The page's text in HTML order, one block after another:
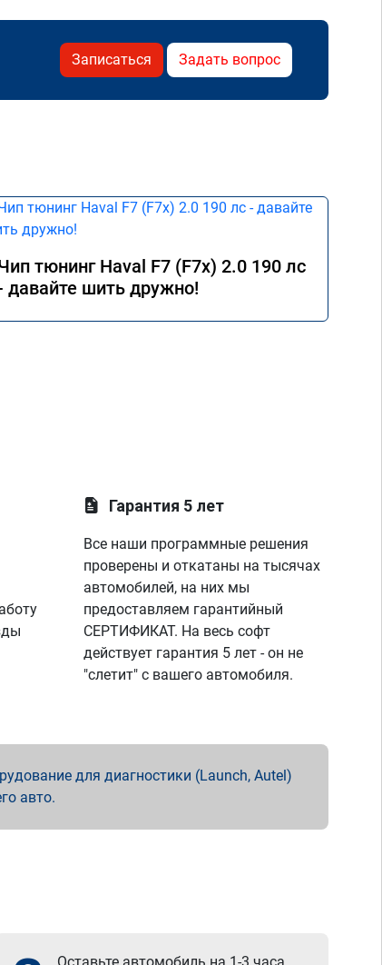
Записаться Задать вопрос
тюнинг Haval F7 (F7x) 2.0 190 лс
давайте шить дружно!
Гарантия 5 лет
Все наши программные решения
проверены и откатаны на тысячах
автомобилей, на них мы
предоставляем гарантийный
СЕРТИФИКАТ. На весь софт
действует гарантия 5 лет - он не
"слетит" с вашего автомобиля.
для диагностики (Launch, Autel)
авто.